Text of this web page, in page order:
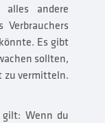
alles andere
Es gibt
sollten,
zu vermitteln.
Wenn du